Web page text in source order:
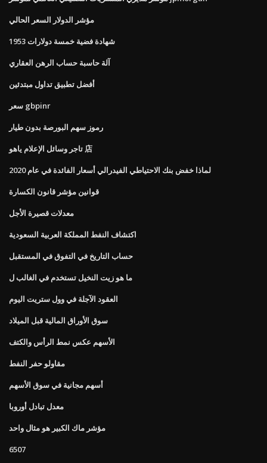
مؤشر الدولار السعر الحالي
1953 شهادة فضية خمسة دولارات
آلة حاسبة حساب الرهن العقاري
أفضل تطبيق تداول مبتدئين
سعر gbpinr
رموز سهم البورصة بدون طيار
تاجر وسائل الإعلام ياهو 店
لماذا خفض بنك الاحتياطي الفيدرالي أسعار الفائدة في عام 2020
قوانين مؤشر قانون الكسارة
معدلات قصيرة الأجل
اكتشاف النفط المملكة العربية السعودية
حساب التاريخ في التفوق في المستقبل
ما هو زيت النخيل تستخدم في الغالب ل
العقود الآجلة في وول ستريت اليوم
سوق الأوراق المالية قبل الميلاد
الأسهم عكس نمط الرأس والكتف
مقاولو حفر النفط
أسهم مجانية في سوق الأسهم
معدل تبادل أوروبا
مؤشر ماك الكبير هو مثال واحد
6507